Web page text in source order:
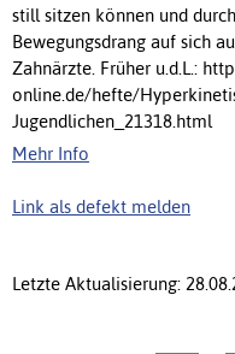
still sitzen können und
Bewegungsdrang auf sich
Zahnärzte. Früher u.d.L.:
online.de/hefte/
Jugendlichen_21318.html
Mehr Info
Link als defekt melden
Letzte Aktualisierung: